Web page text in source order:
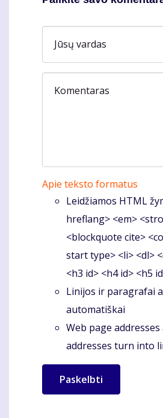
Jūsų vardas
Komentaras
Apie teksto formatus
Leidžiamos HTML
hreflang> <em>
<blockquote cite>
start type> <li> <dl>
<h3 id> <h4 id> <h5
Linijos ir paragrafai
automatiškai
Web page addresses
addresses turn into